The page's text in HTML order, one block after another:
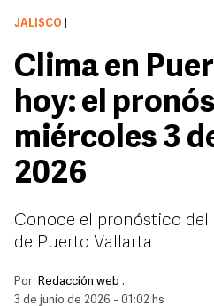
JALISCO
Clima en
hoy: el
miércoles 3
2026
Conoce el pronóstico
de Puerto Vallarta
Por: Redacción web .
3 de junio de 2026 - 01:02 hs